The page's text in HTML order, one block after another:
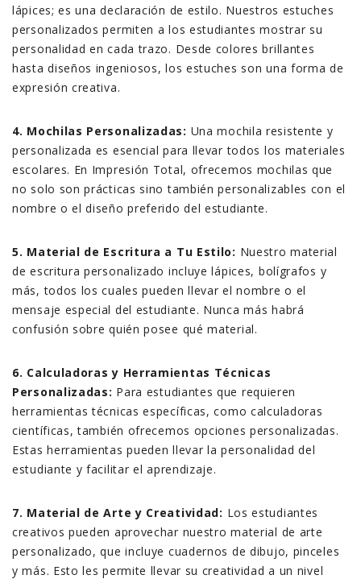
lápices; es una declaración de estilo. Nuestros estuches
personalizados permiten a los estudiantes mostrar su
personalidad en cada trazo. Desde colores brillantes
hasta diseños ingeniosos, los estuches son una forma de
expresión creativa.
4. Mochilas Personalizadas: Una mochila resistente y
personalizada es esencial para llevar todos los materiales
escolares. En Impresión Total, ofrecemos mochilas que
no solo son prácticas sino también personalizables con el
nombre o el diseño preferido del estudiante.
5. Material de Escritura a Tu Estilo: Nuestro material
de escritura personalizado incluye lápices, bolígrafos y
más, todos los cuales pueden llevar el nombre o el
mensaje especial del estudiante. Nunca más habrá
confusión sobre quién posee qué material.
6. Calculadoras y Herramientas Técnicas
Personalizadas: Para estudiantes que requieren
herramientas técnicas específicas, como calculadoras
científicas, también ofrecemos opciones personalizadas.
Estas herramientas pueden llevar la personalidad del
estudiante y facilitar el aprendizaje.
7. Material de Arte y Creatividad: Los estudiantes
creativos pueden aprovechar nuestro material de arte
personalizado, que incluye cuadernos de dibujo, pinceles
y más. Esto les permite llevar su creatividad a un nivel